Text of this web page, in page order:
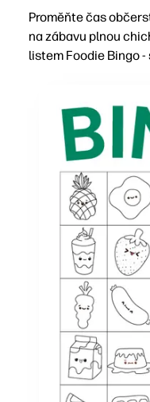
Proměňte čas
na zábavu plnou
listem Foodie Bingo
Zero prep -
Barevný postup
Vybudujte si
Ideální pro